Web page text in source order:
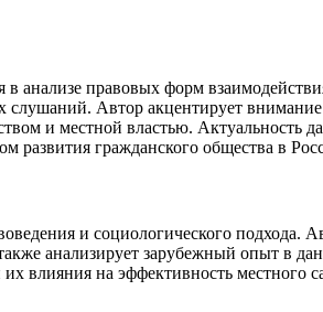
в анализе правовых форм
Автор акцентирует
и местной властью. Актуальность
развития гражданского общества в
и социологического
анализирует зарубежный опыт в
влияния на эффективность местного